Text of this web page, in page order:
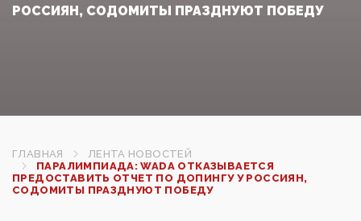
РОССИЯН, СОДОМИТЫ ПРАЗДНУЮТ ПОБЕДУ
ГЛАВНАЯ
ЛЕНТА НОВОСТЕЙ
ПАРАЛИМПИАДА: WADA ОТКАЗЫВАЕТСЯ
ПРЕДОСТАВИТЬ ОТЧЕТ ПО ДОПИНГУ У РОССИЯН,
СОДОМИТЫ ПРАЗДНУЮТ ПОБЕДУ